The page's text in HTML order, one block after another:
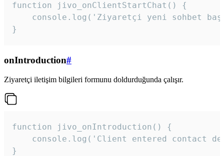
function jivo_onClientStartChat() {
console.log('Ziyaretçi yeni sohbet
}
onIntroduction#
Ziyaretçi iletişim bilgileri formunu doldurduğunda çalışır.
function jivo_onIntroduction() {
console.log('Client entered contact
}